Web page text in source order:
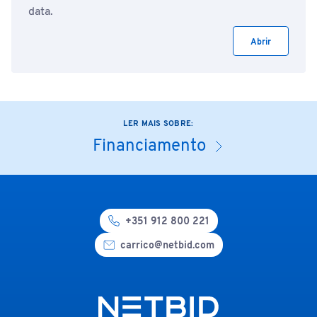
data.
Abrir
LER MAIS SOBRE:
Financiamento
+351 912 800 221
carrico@netbid.com